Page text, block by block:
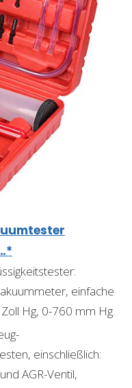
einfache
Hg, 0-760 mm Hg.
einschließlich:
AGR-Ventil,